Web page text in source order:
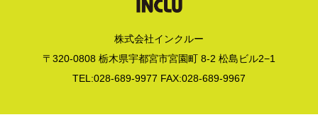
株式会社インクルー
〒320-0808 栃木県宇都宮市宮園町 8-2 松島ビル2−1
TEL:028-689-9977 FAX:028-689-9967